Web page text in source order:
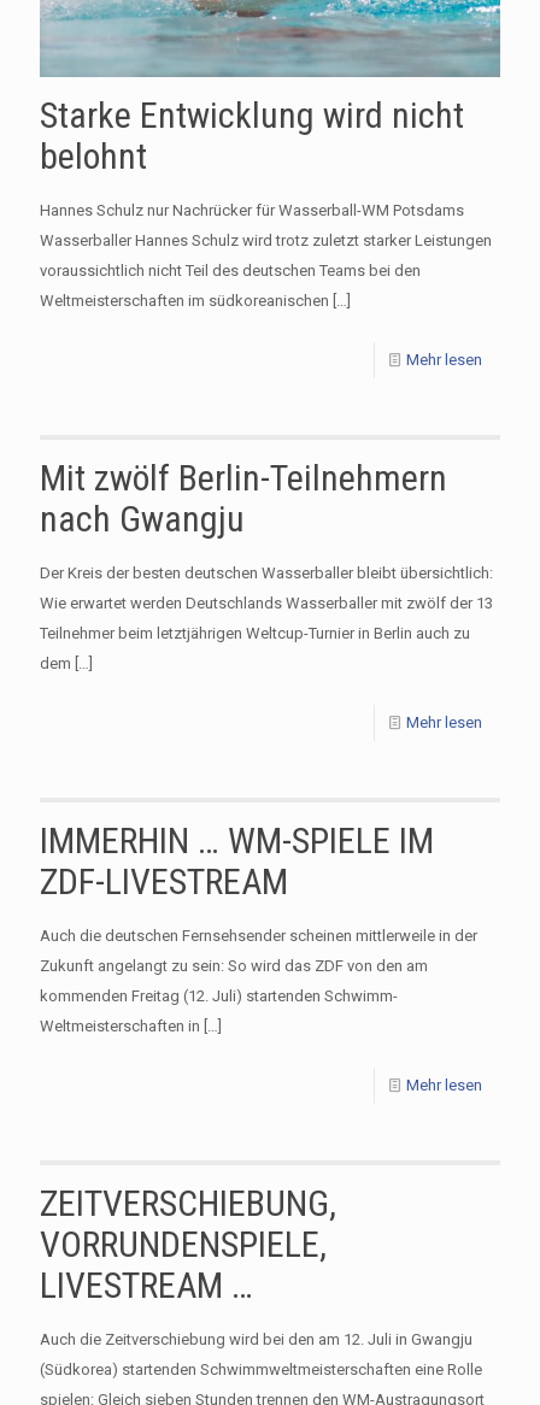
Starke Entwicklung wird nicht
belohnt
Hannes Schulz nur Nachrücker für Wasserball-WM Potsdams
Wasserballer Hannes Schulz wird trotz zuletzt starker Leistungen
voraussichtlich nicht Teil des deutschen Teams bei den
Weltmeisterschaften im südkoreanischen […]
Mehr lesen
Mit zwölf Berlin-Teilnehmern
nach Gwangju
Der Kreis der besten deutschen Wasserballer bleibt übersichtlich:
Wie erwartet werden Deutschlands Wasserballer mit zwölf der 13
Teilnehmer beim letztjährigen Weltcup-Turnier in Berlin auch zu
dem […]
Mehr lesen
IMMERHIN … WM-SPIELE IM
ZDF-LIVESTREAM
Auch die deutschen Fernsehsender scheinen mittlerweile in der
Zukunft angelangt zu sein: So wird das ZDF von den am
kommenden Freitag (12. Juli) startenden Schwimm-
Weltmeisterschaften in […]
Mehr lesen
ZEITVERSCHIEBUNG,
VORRUNDENSPIELE,
LIVESTREAM …
Auch die Zeitverschiebung wird bei den am 12. Juli in Gwangju
(Südkorea) startenden Schwimmweltmeisterschaften eine Rolle
spielen: Gleich sieben Stunden trennen den WM-Austragungsort